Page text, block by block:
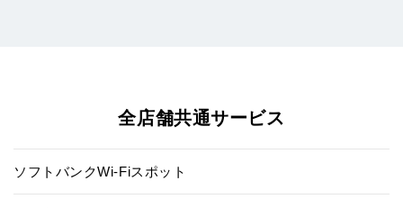
全店舗共通サービス
ソフトバンクWi-Fiスポット